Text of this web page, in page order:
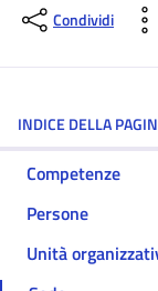
Condividi
INDICE DELLA
Competenze
Persone
Unità